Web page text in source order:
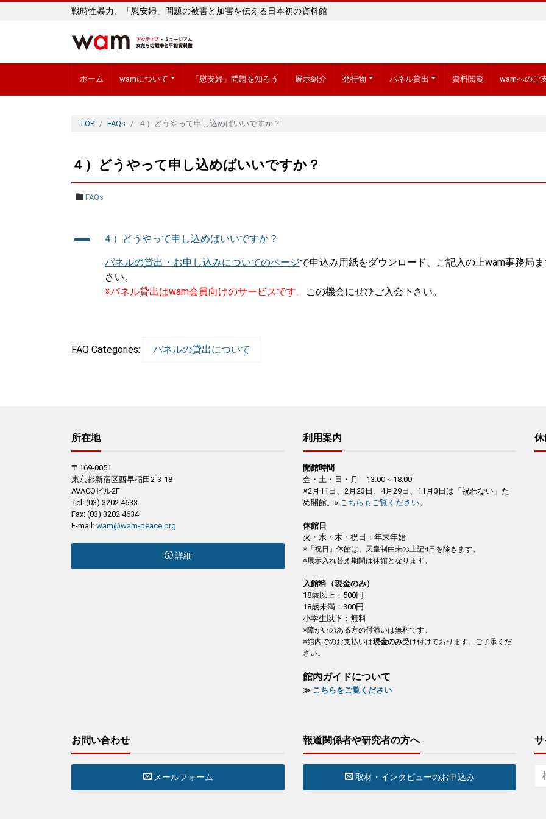
戦時性暴力、「慰安婦」問題の被害と加害を伝える日本初の資料館
ホーム wamについて 「慰安婦」問題を知ろう 展示紹介 発行物 パネル貸出 資料閲覧 wamへのご
TOP FAQs ４）どうやって申し込めばいいですか？
４）どうやって申し込めばいいですか？
FAQs
A ４）どうやって申し込めばいいですか？
パネルの貸出・お申し込みについてのページで申込み用紙をダウンロード、ご記入の上wam事務局
さい。
※パネル貸出はwam会員向けのサービスです。
この機会にぜひご入会下さい。
FAQ Categories: パネルの貸出について
所在地
〒169-0051
東京都新宿区西早稲田2-3-18
AVACOビル2F
Tel: (03) 3202 4633
Fax: (03) 3202 4634
E-mail: wam@wam-peace.org
詳細
利用案内
開館時間
金・土・日・月 13:00～18:00
※2月11日、2月23日、4月29日、11月3日は「祝わない」た
め開館。» こちらもご覧ください。
休館日
火・水・木・祝日・年末年始
※「祝日」休館は、天皇制由来の上記4日を除きます。
※展示入れ替え期間は休館となります。
入館料（現金のみ）
18歳以上：500円
18歳未満：300円
小学生以下：無料
※障がいのある方の付添いは無料です。
※館内でのお支払いは現金のみ受け付けております。ご了承くだ
さい。
館内ガイドについて
≫ こちらをご覧ください
お問い合わせ
メールフォーム
報道関係者や研究者の方へ
取材・インタビューのお申込み